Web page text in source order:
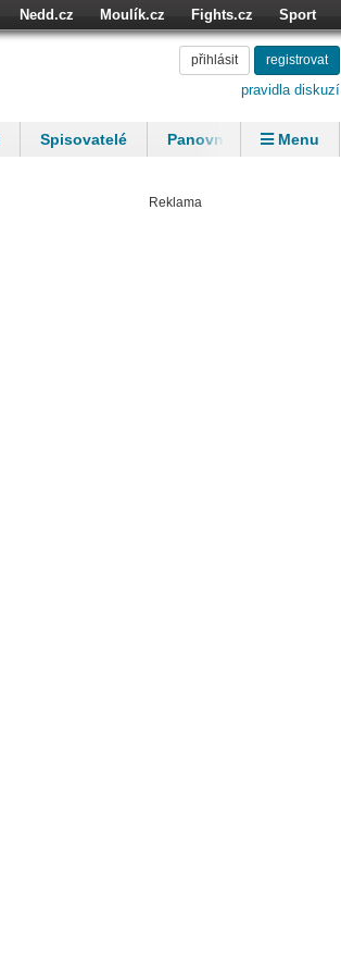
Nedd.cz Moulík.cz Fights.cz
Sport
přihlásit registrovat
pravidla diskuzí
Spisovatelé
Panovníci
Menu